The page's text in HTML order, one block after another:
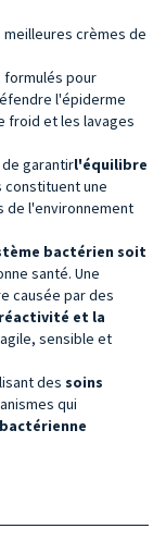
crèmes de
formulés pour
l'épiderme
froid et les lavages
garantirl'équilibre
constituent une
de l'environnement
bactérien soit
santé. Une
causée par des
réactivité et la
sensible et
des soins
qui